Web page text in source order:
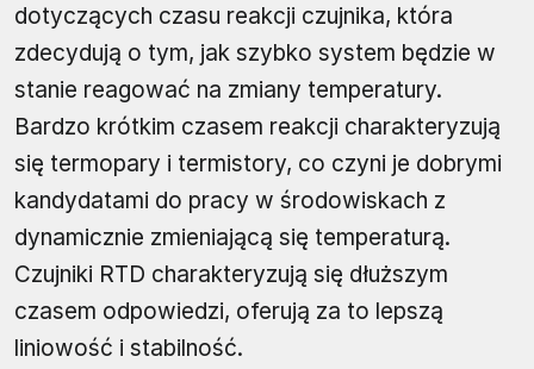
dotyczących czasu reakcji czujnika, która
zdecydują o tym, jak szybko system będzie w
stanie reagować na zmiany temperatury.
Bardzo krótkim czasem reakcji charakteryzują
się termopary i termistory, co czyni je dobrymi
kandydatami do pracy w środowiskach z
dynamicznie zmieniającą się temperaturą.
Czujniki RTD charakteryzują się dłuższym
czasem odpowiedzi, oferują za to lepszą
liniowość i stabilność.